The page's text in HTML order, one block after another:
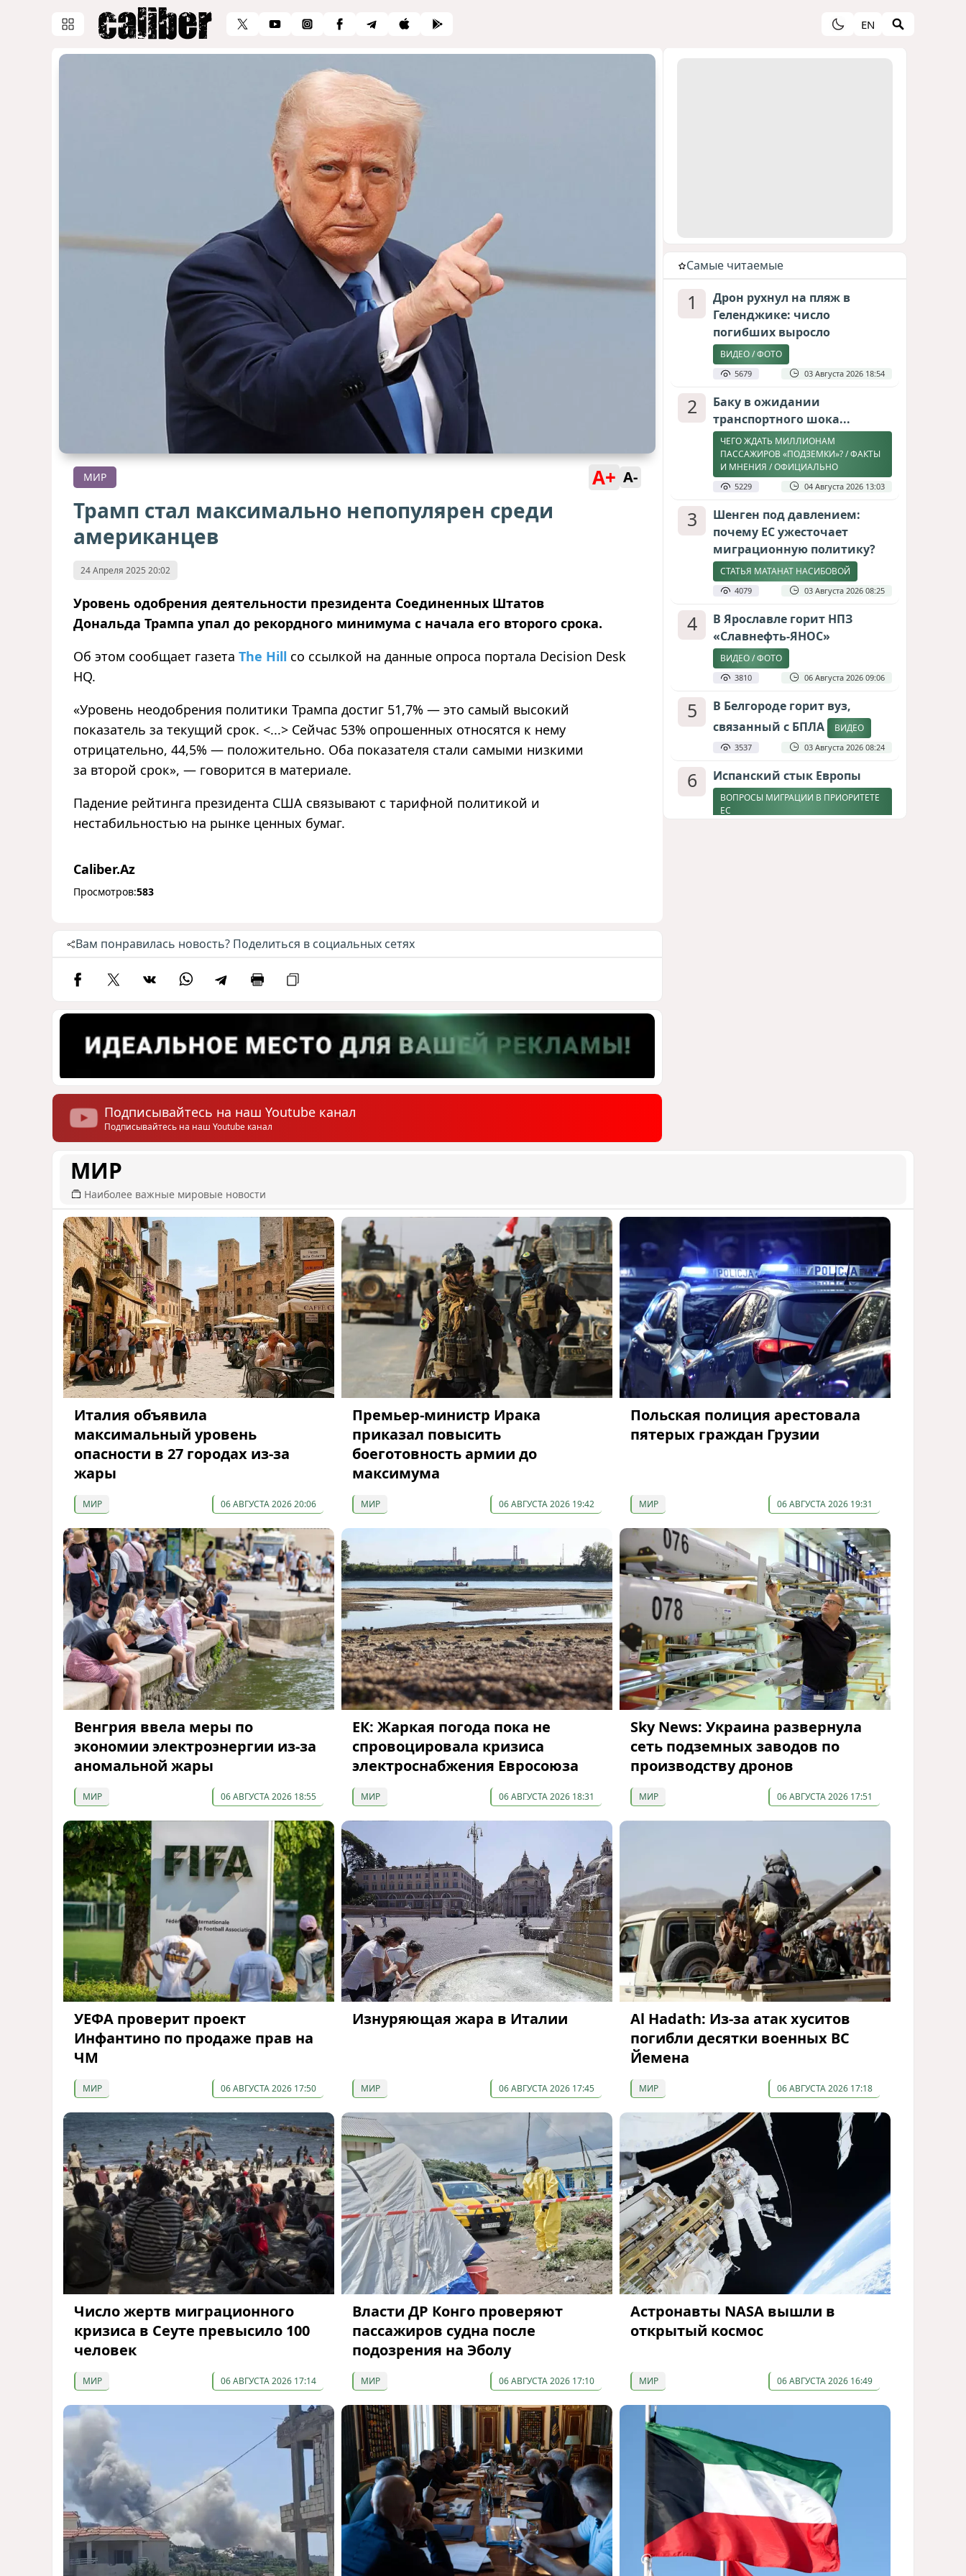
EN
МИР A+ A-
Трамп стал максимально непопулярен среди
американцев
24 Апреля 2025 20:02
Уровень одобрения деятельности президента Соединенных Штатов
Дональда Трампа упал до рекордного минимума с начала его второго срока.
Об этом сообщает газета The Hill со ссылкой на данные опроса портала Decision Desk
HQ.
«Уровень неодобрения политики Трампа достиг 51,7% — это самый высокий
показатель за текущий срок. <...> Сейчас 53% опрошенных относятся к нему
отрицательно, 44,5% — положительно. Оба показателя стали самыми низкими
за второй срок», — говорится в материале.
Падение рейтинга президента США связывают с тарифной политикой и
нестабильностью на рынке ценных бумаг.
Caliber.Az
Просмотров:583
Вам понравилась новость? Поделиться в социальных сетях
Подписывайтесь на наш Youtube канал
Подписывайтесь на наш Youtube канал
Cамые читаемые
1
Дрон рухнул на пляж в
Геленджике: число
погибших выросло
ВИДЕО / ФОТО
5679 03 Августа 2026 18:54
2
Баку в ожидании
транспортного шока...
ЧЕГО ЖДАТЬ МИЛЛИОНАМ
ПАССАЖИРОВ «ПОДЗЕМКИ»? / ФАКТЫ
И МНЕНИЯ / ОФИЦИАЛЬНО
5229 04 Августа 2026 13:03
3
Шенген под давлением:
почему ЕС ужесточает
миграционную политику?
СТАТЬЯ МАТАНАТ НАСИБОВОЙ
4079 03 Августа 2026 08:25
4
В Ярославле горит НПЗ
«Славнефть-ЯНОС»
ВИДЕО / ФОТО
3810 06 Августа 2026 09:06
5
В Белгороде горит вуз,
связанный с БПЛА
ВИДЕО
3537 03 Августа 2026 08:24
6 Испанский стык Европы
ВОПРОСЫ МИГРАЦИИ В ПРИОРИТЕТЕ
ЕС
1919
МИР
Наиболее важные мировые новости
Италия объявила
максимальный уровень
опасности в 27 городах из-за
жары
МИР 06 АВГУСТА 2026 20:06
Премьер-министр Ирака
приказал повысить
боеготовность армии до
максимума
МИР 06 АВГУСТА 2026 19:42
Польская полиция арестовала
пятерых граждан Грузии
МИР 06 АВГУСТА 2026 19:31
Венгрия ввела меры по
экономии электроэнергии из-за
аномальной жары
МИР 06 АВГУСТА 2026 18:55
ЕК: Жаркая погода пока не
спровоцировала кризиса
электроснабжения Евросоюза
МИР 06 АВГУСТА 2026 18:31
Sky News: Украина развернула
сеть подземных заводов по
производству дронов
МИР 06 АВГУСТА 2026 17:51
УЕФА проверит проект
Инфантино по продаже прав на
ЧМ
МИР 06 АВГУСТА 2026 17:50
Изнуряющая жара в Италии
МИР 06 АВГУСТА 2026 17:45
Al Hadath: Из-за атак хуситов
погибли десятки военных ВС
Йемена
МИР 06 АВГУСТА 2026 17:18
Число жертв миграционного
кризиса в Сеуте превысило 100
человек
МИР 06 АВГУСТА 2026 17:14
Власти ДР Конго проверяют
пассажиров судна после
подозрения на Эболу
МИР 06 АВГУСТА 2026 17:10
Астронавты NASA вышли в
открытый космос
МИР 06 АВГУСТА 2026 16:49